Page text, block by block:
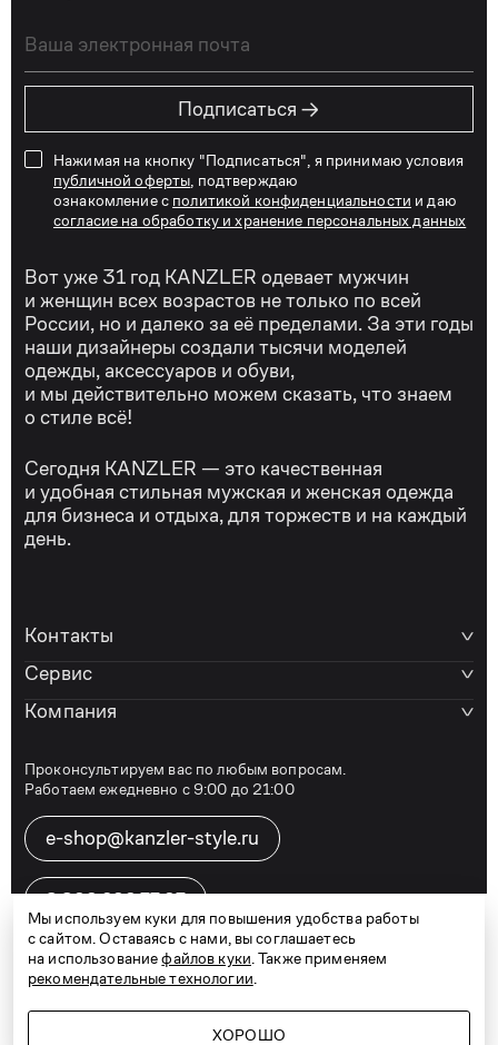
Подписаться →
Нажимая на кнопку "Подписаться", я принимаю условия
публичной оферты , подтверждаю
ознакомление с политикой конфиденциальности и даю
согласие на обработку и хранение персональных данных
Вот уже 31 год KANZLER одевает мужчин
и женщин всех возрастов не только по всей
России, но и далеко за её пределами. За эти годы
наши дизайнеры создали тысячи моделей
одежды, аксессуаров и обуви,
и мы действительно можем сказать, что знаем
о стиле всё!
Сегодня KANZLER — это качественная
и удобная стильная мужская и женская одежда
для бизнеса и отдыха, для торжеств и на каждый
день.
Контакты
Сервис
Компания
Проконсультируем вас по любым вопросам.
Работаем ежедневно с 9:00 до 21:00
e-shop@kanzler-style.ru
8 800 600 77 07
Политика конфиденциальности
TelegramVkontakteДзен
Мы используем куки для повышения удобства работы
с сайтом. Оставаясь с нами, вы соглашаетесь
на использованиефайлов куки . Также применяем
рекомендательные технологии
ХОРОШО